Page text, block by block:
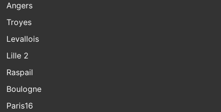
Angers
Troyes
Levallois
Lille 2
Raspail
Boulogne
Paris16